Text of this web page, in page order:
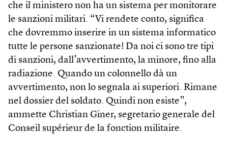
che il ministero non ha un sistema per monitorare
le sanzioni militari. “Vi rendete conto, significa
che dovremmo inserire in un sistema informatico
tutte le persone sanzionate! Da noi ci sono tre tipi
di sanzioni, dall’avvertimento, la minore, fino alla
radiazione. Quando un colonnello dà un
avvertimento, non lo segnala ai superiori. Rimane
nel dossier del soldato. Quindi non esiste”,
ammette Christian Giner, segretario generale del
Conseil supérieur de la fonction militaire.